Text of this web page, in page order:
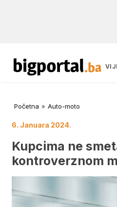
Početna » Auto-moto
6. Januara 2024.
Kupcima ne
kontroverznom